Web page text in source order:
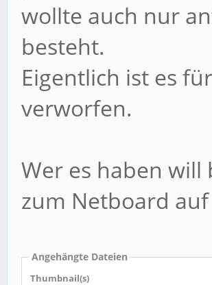
wollte auch nur
besteht.
Eigentlich ist es
verworfen.
Wer es haben will
zum Netboard
Angehängte Dateien
Thumbnail(s)